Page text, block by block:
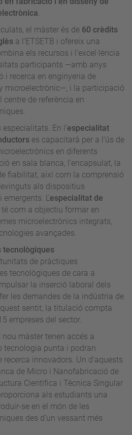
.
el màster és de 60 crèdits
a l’ETSETB i ofereix una
els recursos i l'excel·lència
participants —amb anys
i recerca en enginyeria de
microelectrònic—, i la participació
centre de referència en
En l’especialitat
es capacitarà per a l’ús de
en diferents
en sala blanca, l’encapsulat, la
fiabilitat, així com la comprensió
als dispositius
L’especialitat de
té com a objectiu formar en
microelectrònics integrats,
avançades.
tecnològiques
de pràctiques
tecnològiques de cara a
la inserció laboral dels
les demandes de la indústria de
sentit, la titulació compta
empreses del sector.
màster tenen accés a
tecnologia punta i podran
innovadors. Un d’aquests
de Micro i Nanofabricació de
Científica i Tècnica Singular
als estudiants una
se en el món de les
des d’un vessant més